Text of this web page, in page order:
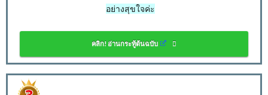
อย่างสุขใจค่ะ
คลิก! อ่านกระทู้ต้นฉบับ